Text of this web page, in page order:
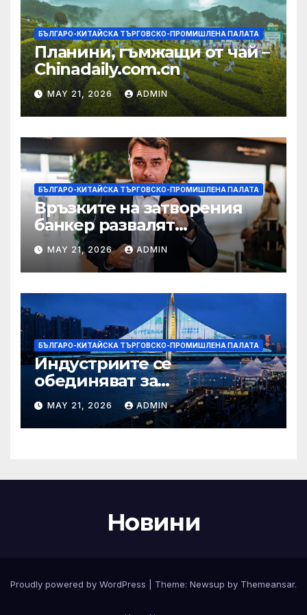
БЪЛГАРО-КИТАЙСКА ТЪРГОВСКО-ПРОМИШЛЕНА ПАЛАТА
Планини, гъмжащи от чай –
Chinadaily.com.cn
MAY 21, 2026 ADMIN
БЪЛГАРО-КИТАЙСКА ТЪРГОВСКО-ПРОМИШЛЕНА ПАЛАТА
Връзките на затворения
банкер развалят
надеждите на Флавио
Болсонаро за президент на
Бразилия
MAY 21, 2026 ADMIN
БЪЛГАРО-КИТАЙСКА ТЪРГОВСКО-ПРОМИШЛЕНА ПАЛАТА
Индустриите се
обединяват за
висококачествен растеж на
културния и
туристическия сектор
MAY 21, 2026 ADMIN
Новини
Proudly powered by WordPress Theme: Newsup by Themeansar.